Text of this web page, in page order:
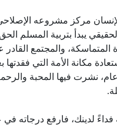
مركز مشروعه
يبدأ بتربية المسلم
المتماسكة، والمجتمع
مكانة الأمة التي
عام، نشرت فيها المحبة
لدينك، فارفع درجاته في